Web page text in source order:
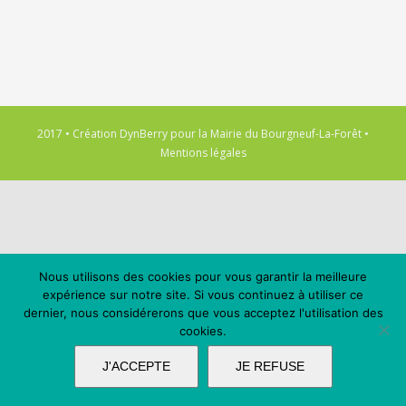
2017 • Création DynBerry pour la Mairie du Bourgneuf-La-Forêt •
Mentions légales
Nous utilisons des cookies pour vous garantir la meilleure
expérience sur notre site. Si vous continuez à utiliser ce
dernier, nous considérerons que vous acceptez l'utilisation des
cookies.
J'ACCEPTE JE REFUSE